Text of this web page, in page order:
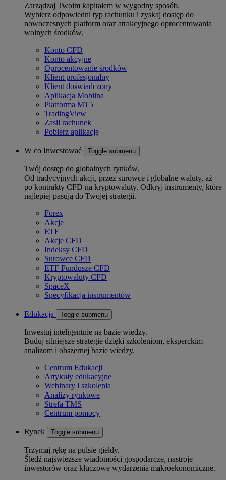
Zarządzaj Twoim kapitałem w wygodny sposób.
Wybierz odpowiedni typ rachunku i zyskaj dostęp do
nowoczesnych platform oraz atrakcyjnego oprocentowania
wolnych środków.
Konto CFD
Konto akcyjne
Oprocentowanie środków
Klient profesjonalny
Klient doświadczony
Aplikacja Mobilna
Platforma MT5
TradingView
Zasil rachunek
Pobierz aplikację
W co Inwestować Toggle submenu
Twój dostęp do globalnych rynków.
Od tradycyjnych akcji, przez surowce i globalne waluty, aż
po kontrakty CFD na kryptowaluty. Odkryj instrumenty, które
najlepiej pasują do Twojej strategii.
Forex
Akcje
ETF
Akcje CFD
Indeksy CFD
Surowce CFD
ETF Fundusze CFD
Kryptowaluty CFD
SpaceX
Specyfikacja instrumentów
Edukacja Toggle submenu
Inwestuj inteligentnie na bazie wiedzy.
Buduj silniejsze strategie dzięki szkoleniom, eksperckim
analizom i obszernej bazie wiedzy.
Centrum Edukacji
Artykuły edukacyjne
Webinary i szkolenia
Analizy rynkowe
Strefa TMS
Centrum pomocy
Rynek Toggle submenu
Trzymaj rękę na pulsie giełdy.
Śledź najświeższe wiadomości gospodarcze, nastroje
inwestorów oraz kluczowe wydarzenia makroekonomiczne.